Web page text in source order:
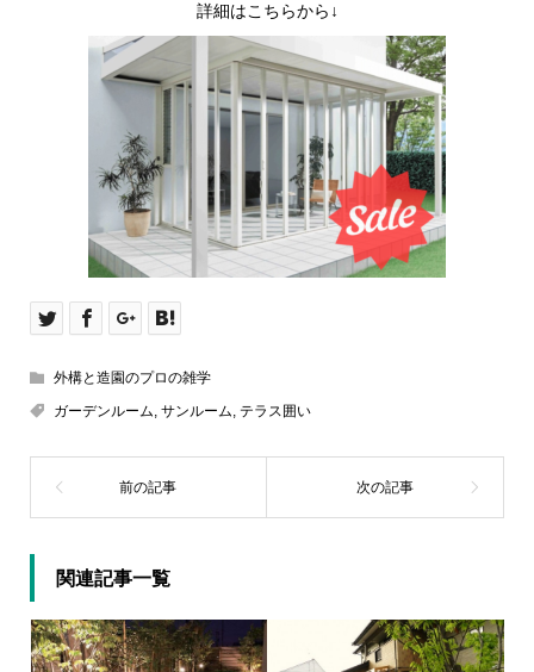
詳細はこちらから↓
外構と造園のプロの雑学
ガーデンルーム, サンルーム, テラス囲い
関連記事一覧